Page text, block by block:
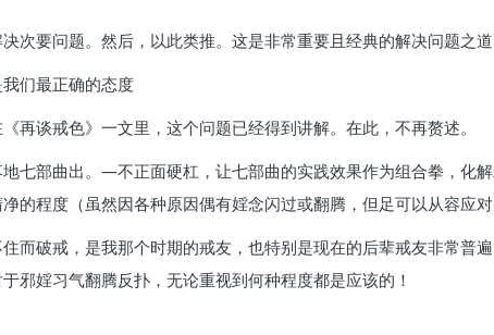
要问题。然后，以此类推。这是非常重要且经典的解决问题之道
们最正确的态度
再谈戒色》一文里，这个问题已经得到讲解。在此，不再赘述。
七部曲出。—不正面硬杠，让七部曲的实践效果作为组合拳，化
程度（虽然因各种原因偶有婬念闪过或翻腾，但足可以从容应对
而破戒，是我那个时期的戒友，也特别是现在的后辈戒友非常普
邪婬习气翻腾反扑，无论重视到何种程度都是应该的！